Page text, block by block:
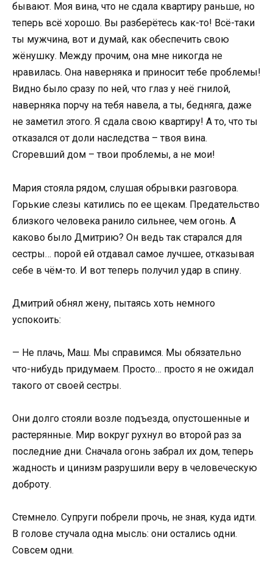
бывают. Моя вина, что не сдала квартиру раньше, но
теперь всё хорошо. Вы разберётесь как-то! Всё-таки
ты мужчина, вот и думай, как обеспечить свою
жёнушку. Между прочим, она мне никогда не
нравилась. Она наверняка и приносит тебе проблемы!
Видно было сразу по ней, что глаз у неё гнилой,
наверняка порчу на тебя навела, а ты, бедняга, даже
не заметил этого. Я сдала свою квартиру! А то, что ты
отказался от доли наследства – твоя вина.
Сгоревший дом – твои проблемы, а не мои!
Мария стояла рядом, слушая обрывки разговора.
Горькие слезы катились по ее щекам. Предательство
близкого человека ранило сильнее, чем огонь. А
каково было Дмитрию? Он ведь так старался для
сестры… порой ей отдавал самое лучшее, отказывая
себе в чём-то. И вот теперь получил удар в спину.
Дмитрий обнял жену, пытаясь хоть немного
успокоить:
— Не плачь, Маш. Мы справимся. Мы обязательно
что-нибудь придумаем. Просто… просто я не ожидал
такого от своей сестры.
Они долго стояли возле подъезда, опустошенные и
растерянные. Мир вокруг рухнул во второй раз за
последние дни. Сначала огонь забрал их дом, теперь
жадность и цинизм разрушили веру в человеческую
доброту.
Стемнело. Супруги побрели прочь, не зная, куда идти.
В голове стучала одна мысль: они остались одни.
Совсем одни.